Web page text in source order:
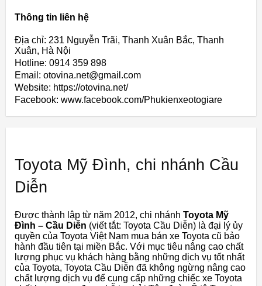
Thông tin liên hệ
Địa chỉ: 231 Nguyễn Trãi, Thanh Xuân Bắc, Thanh
Xuân, Hà Nội
Hotline: 0914 359 898
Email: otovina.net@gmail.com
Website: https://otovina.net/
Facebook: www.facebook.com/Phukienxeotogiare
Toyota Mỹ Đình, chi nhánh Cầu
Diễn
Được thành lập từ năm 2012, chi nhánh Toyota Mỹ
Đình – Cầu Diễn (viết tắt: Toyota Cầu Diễn) là đại lý ủy
quyền của Toyota Việt Nam mua bán xe Toyota cũ bảo
hành đầu tiên tại miền Bắc. Với mục tiêu nâng cao chất
lượng phục vụ khách hàng bằng những dịch vụ tốt nhất
của Toyota, Toyota Cầu Diễn đã không ngừng nâng cao
chất lượng dịch vụ để cung cấp những chiếc xe Toyota